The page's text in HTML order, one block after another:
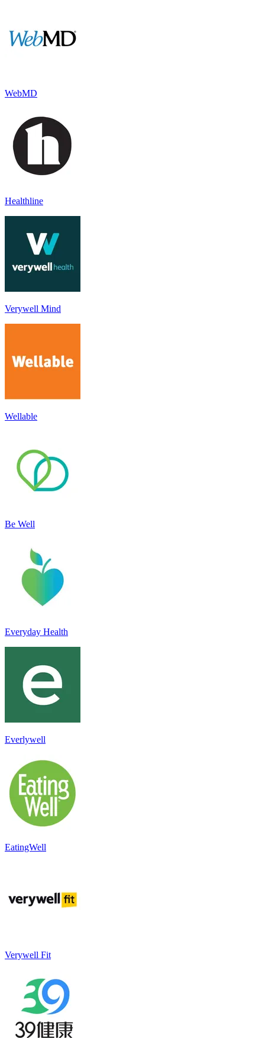
WebMD
Healthline
Verywell Mind
Wellable
Be Well
Everyday Health
Everlywell
EatingWell
Verywell Fit